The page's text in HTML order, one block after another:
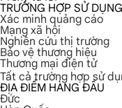
TRƯỜNG HỢP SỬ DỤNG
Xác minh quảng cáo
Mạng xã hội
Nghiên cứu thị trường
Bảo vệ thương hiệu
Thương mại điện tử
Tất cả trường hợp sử
ĐỊA ĐIỂM HÀNG ĐẦU
Đức